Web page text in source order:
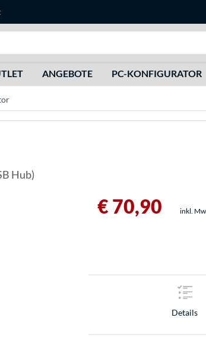
ANGEBOTE PC-KONFIGURATOR
Hub)
€ 70,90 inkl.
Details